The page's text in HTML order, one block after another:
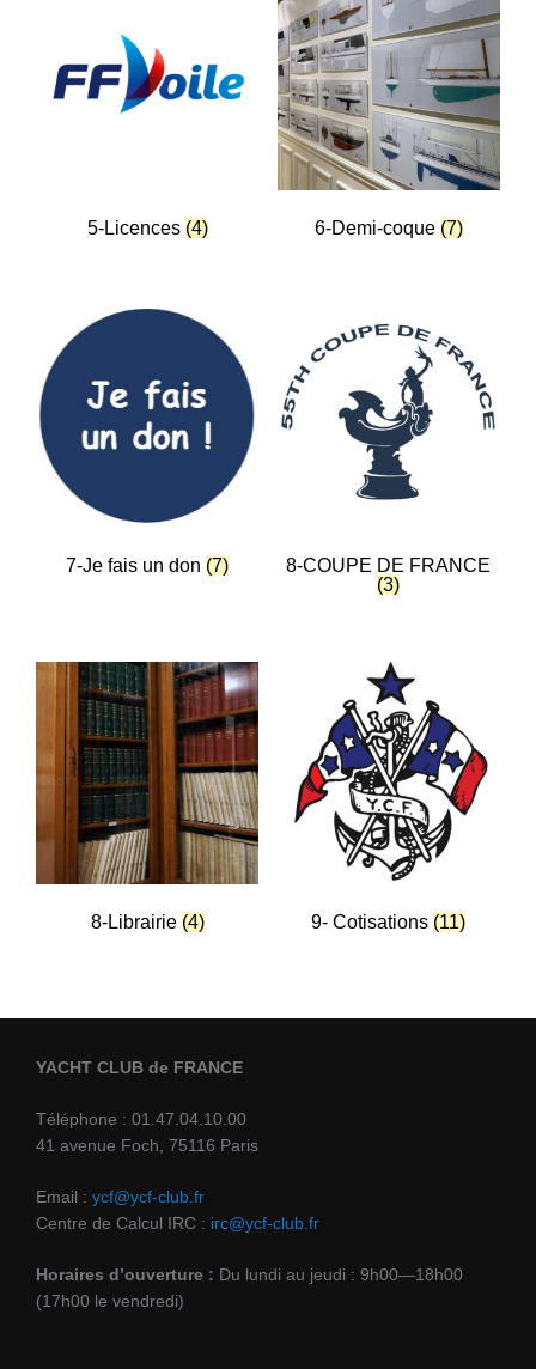
5-Licences (4) 6-Demi-coque (7)
7-Je fais un don (7)
8-COUPE DE FRANCE
(3)
8-Librairie (4) 9- Cotisations (11)
YACHT CLUB de FRANCE
Téléphone : 01.47.04.10.00
41 avenue Foch, 75116 Paris
Email : ycf@ycf-club.fr
Centre de Calcul IRC : irc@ycf-club.fr
Horaires d’ouverture : Du lundi au jeudi : 9h00—18h00
(17h00 le vendredi)